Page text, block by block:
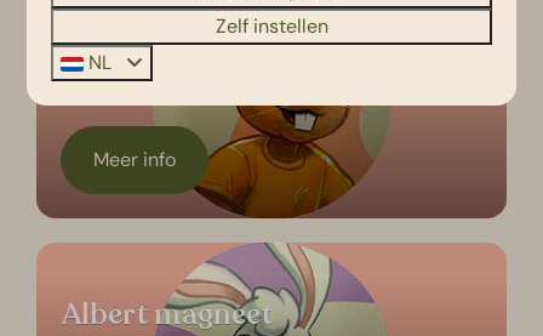
Bibi magneet
€2,-
Meer info
Albert magneet
Zelf instellen
NL